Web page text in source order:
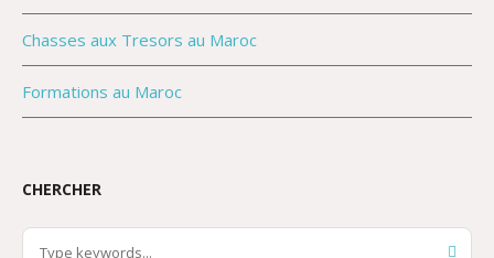
Chasses aux Tresors au Maroc
Formations au Maroc
CHERCHER